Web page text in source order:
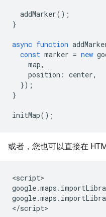
addMarker();
}
async function
const marker = new
map,
position : center,
});
}
initMap();
或者，您也可以直接在
<script
google.maps .
google.maps .
</script>